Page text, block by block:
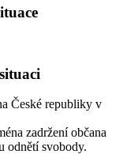
České republiky v
zadržení občana
odnětí svobody.